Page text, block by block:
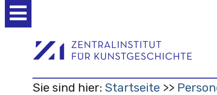
Werkzeuge
Sie sind hier: Startseite